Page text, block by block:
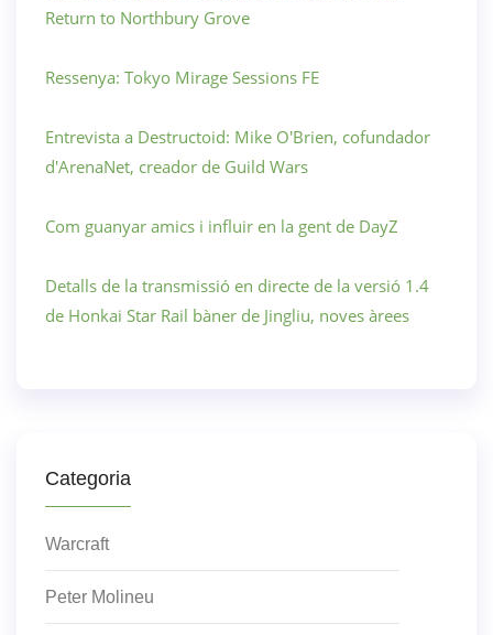
Return to Northbury Grove
Ressenya: Tokyo Mirage Sessions FE
Entrevista a Destructoid: Mike O'Brien, cofundador
d'ArenaNet, creador de Guild Wars
Com guanyar amics i influir en la gent de DayZ
Detalls de la transmissió en directe de la versió 1.4
de Honkai Star Rail bàner de Jingliu, noves àrees
Categoria
Warcraft
Peter Molineu